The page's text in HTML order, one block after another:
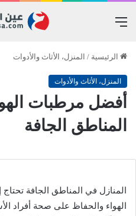
القائمة
الرئيسية / المنزل، الأثاث والأدوات
المنزل، الأثاث والأدوات
أفضل مرطبات
المناطق الجافة
المنازل في المناطق الجافة
الهواء والحفاظ على صحة أفراد